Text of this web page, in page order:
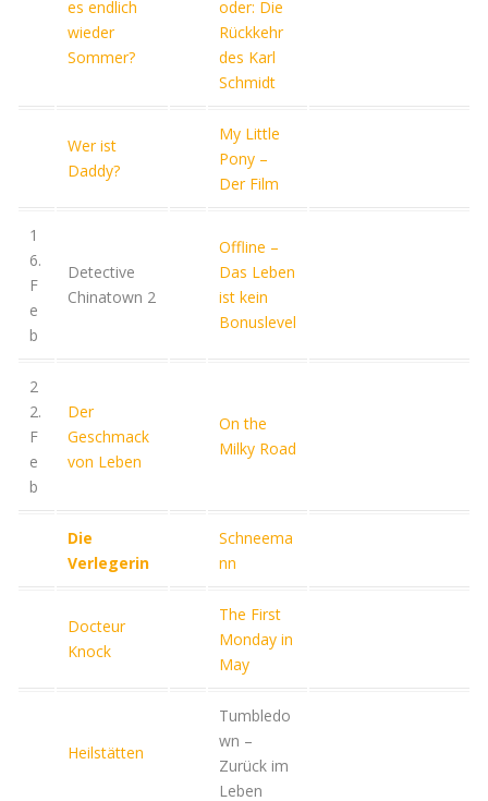
es endlich
wieder
Sommer?
oder: Die
Rückkehr
des Karl
Schmidt
Wer ist
Daddy?
My Little
Pony –
Der Film
1
6.
F
e
b
Detective
Chinatown 2
Offline –
Das Leben
ist kein
Bonuslevel
2
2.
F
e
b
Der
Geschmack
von Leben
On the
Milky Road
Die
Verlegerin
Schneema
nn
Docteur
Knock
The First
Monday in
May
Heilstätten
Tumbledo
wn –
Zurück im
Leben